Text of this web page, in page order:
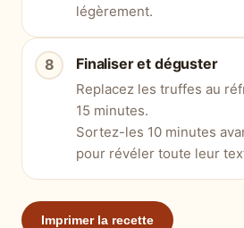
légèrement.
Finaliser et déguster
Replacez les truffes au
15 minutes.
Sortez-les 10 minutes
pour révéler toute leur
Imprimer la recette